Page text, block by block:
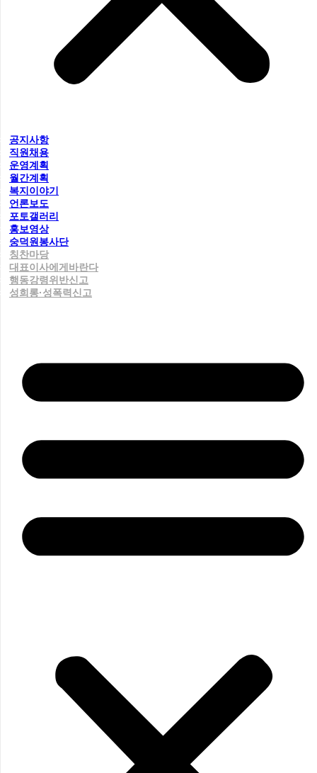
공지사항
직원채용
운영계획
월간계획
복지이야기
언론보도
포토갤러리
홍보영상
숭덕원봉사단
칭찬마당
대표이사에게바란다
행동강령위반신고
성희롱·성폭력신고